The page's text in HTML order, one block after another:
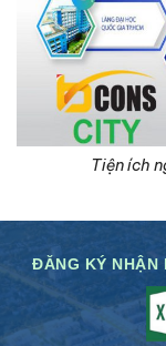
Tiện ích
ĐĂNG KÝ